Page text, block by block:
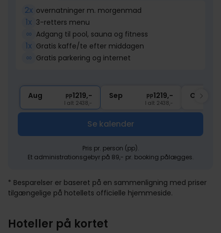
2x overnatninger m. morgenmad
1x 3-retters menu
∞ Adgang til pool, sauna og fitness
1x Gratis kaffe/te efter middagen
∞ Gratis parkering og internet
Aug pp1219,-
I alt 2438,-
Sep pp1219,-
I alt 2438,-
Okt
Se kalender
Pris pr. person (pp).
Et administrationsgebyr på 89,- pr. booking pålægges.
* Besparelser er baseret på en sammenligning med priser
tilgængelige på hotellets officielle hjemmeside.
Hoteller på kortet